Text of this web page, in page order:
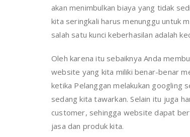
akan menimbulkan biaya yang tidak
kita seringkali harus menunggu untuk
salah satu kunci keberhasilan adalah
Oleh karena itu sebaiknya Anda
website yang kita miliki benar-benar
ketika Pelanggan melakukan googling
sedang kita tawarkan. Selain itu juga
customer, sehingga website dapat
jasa dan produk kita.